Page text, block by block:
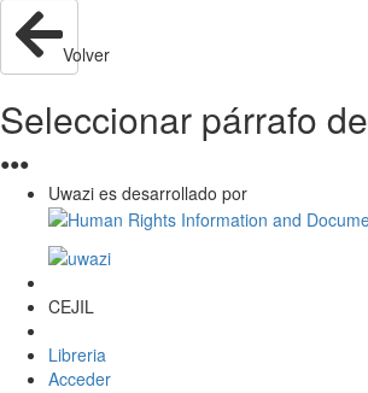
Volver
Seleccionar párrafo
●●●
Uwazi es desarrollado por
CEJIL
Libreria
Acceder